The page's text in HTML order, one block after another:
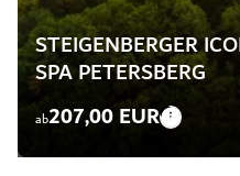
STEIGENBERGER
SPA PETERSBERG
ab207,00 EUR